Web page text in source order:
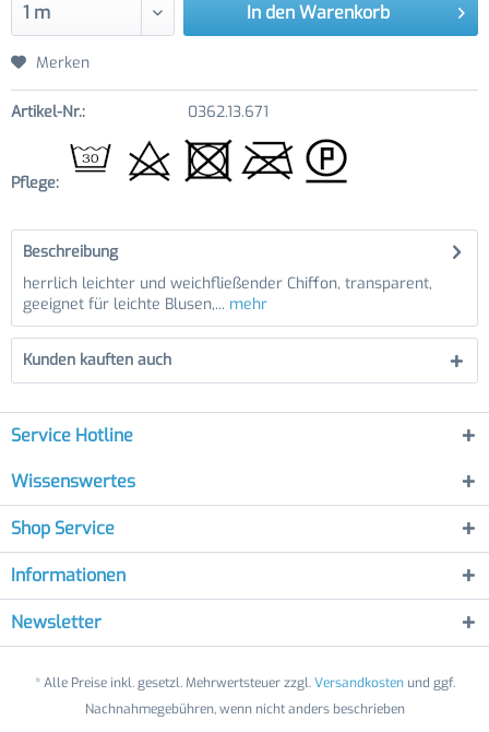
In den Warenkorb
Merken
Artikel-Nr.: 0362.13.671
Pflege:
Beschreibung
herrlich leichter und weichfließender Chiffon, transparent,
geeignet für leichte Blusen,... mehr
Kunden kauften auch
Service Hotline
Wissenswertes
Shop Service
Informationen
Newsletter
* Alle Preise inkl. gesetzl. Mehrwertsteuer zzgl.Versandkostenund ggf.
Nachnahmegebühren, wenn nicht anders beschrieben